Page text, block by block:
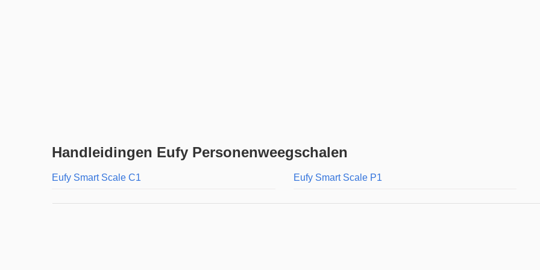
Handleidingen Eufy Personenweegschalen
Eufy Smart Scale C1 Eufy Smart Scale P1